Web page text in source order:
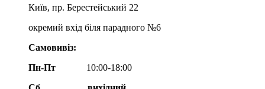
Київ, пр. Берестейський 22
окремий вхід біля парадного №6
Самовивіз:
Пн-Пт
10:00-18:00